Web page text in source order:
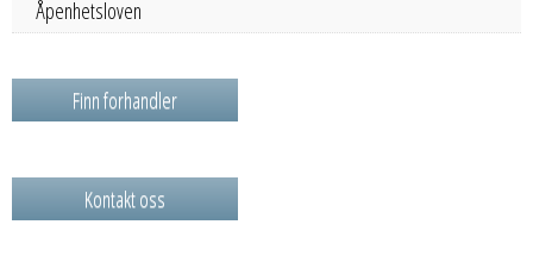
Åpenhetsloven
Finn forhandler
Kontakt oss